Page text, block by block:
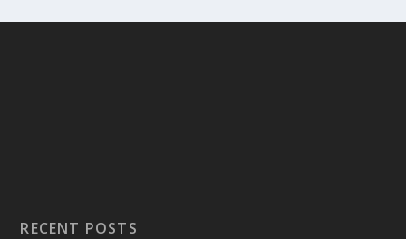
RECENT POSTS